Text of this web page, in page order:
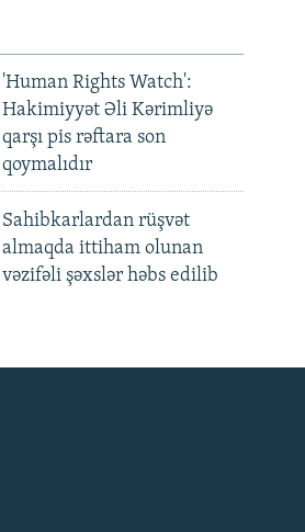
'Human Rights Watch':
Hakimiyyət Əli Kərimliyə
qarşı pis rəftara son
qoymalıdır
Sahibkarlardan rüşvət
almaqda ittiham olunan
vəzifəli şəxslər həbs edilib